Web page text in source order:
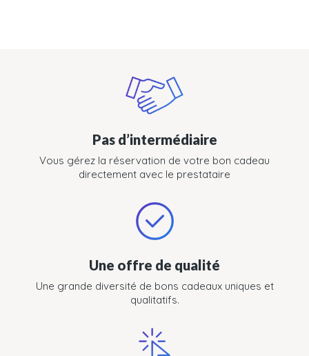
Pas d’intermédiaire
Vous gérez la réservation de votre bon cadeau
directement avec le prestataire
Une offre de qualité
Une grande diversité de bons cadeaux uniques et
qualitatifs.